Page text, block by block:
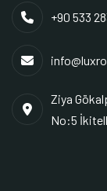
+90 533
Ziya
No:5